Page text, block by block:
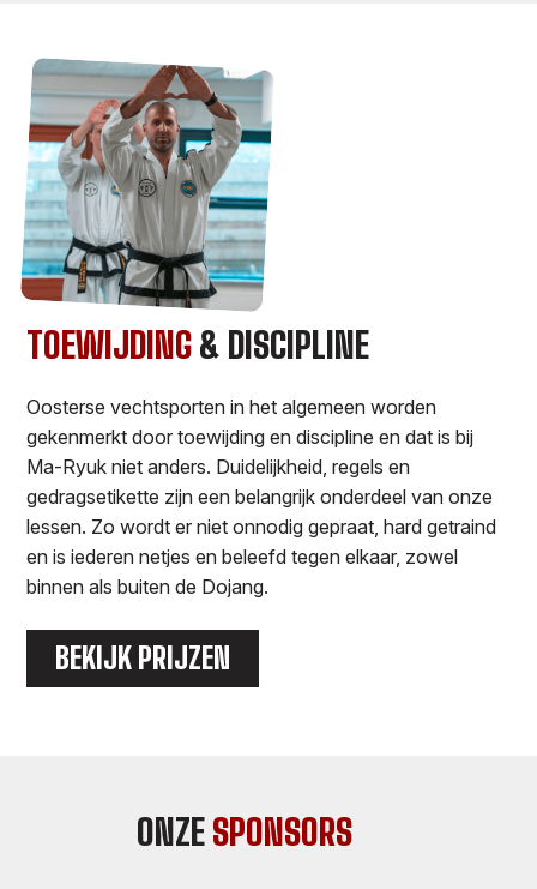
TOEWIJDING & DISCIPLINE
Oosterse vechtsporten in het algemeen worden
gekenmerkt door toewijding en discipline en dat is bij
Ma-Ryuk niet anders. Duidelijkheid, regels en
gedragsetikette zijn een belangrijk onderdeel van onze
lessen. Zo wordt er niet onnodig gepraat, hard getraind
en is iederen netjes en beleefd tegen elkaar, zowel
binnen als buiten de Dojang.
BEKIJK PRIJZEN
ONZESPONSORS